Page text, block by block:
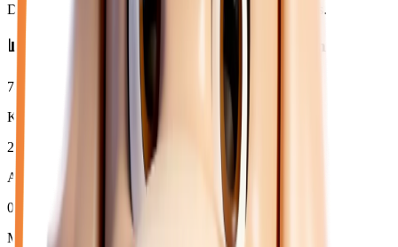
De €. Financement et LOA disponibles.
📊 Statistiques des mini neuves et d'occasion
74 233
Kilométrage moyen
2022
Année moyenne
0
Moins de 3 ans (